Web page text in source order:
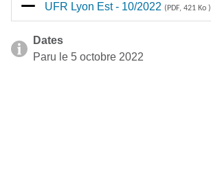
UFR Lyon Est - 10/2022 (PDF, 421 Ko )
Dates
Paru le 5 octobre 2022